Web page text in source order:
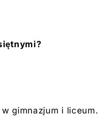
gimnazjum i liceum.